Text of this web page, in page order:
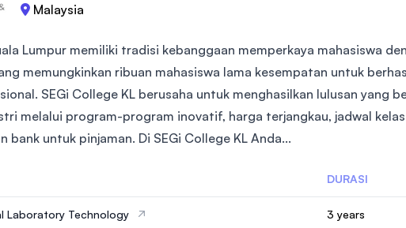
Malaysia
Lumpur memiliki tradisi kebanggaan memperkaya mahasiswa
memungkinkan ribuan mahasiswa lama kesempatan untuk
SEGi College KL berusaha untuk menghasilkan lulusan yang
melalui program-program inovatif, harga terjangkau, jadwal
bank untuk pinjaman. Di SEGi College KL Anda...
DURASI
Laboratory Technology 3 years